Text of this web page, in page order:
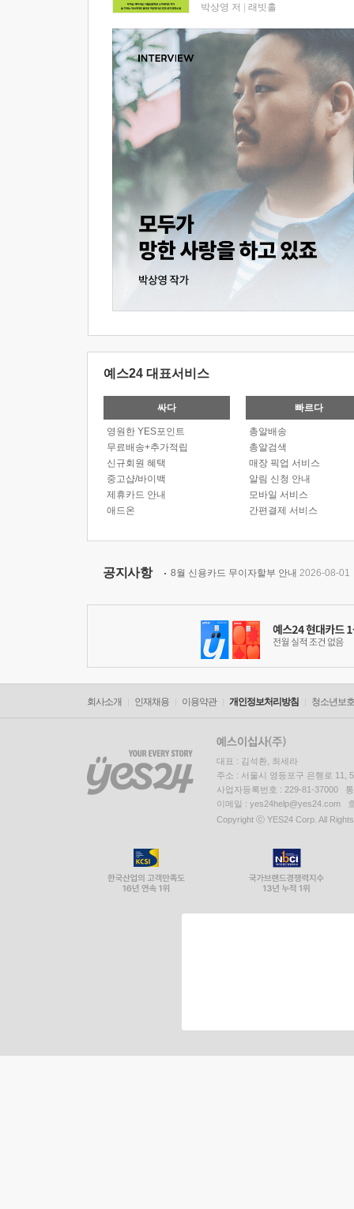
박상영 저 래빗홀
예스24 대표서비스
싸다
영원한 YES포인트
무료배송+추가적립
신규회원 혜택
중고샵/바이백
제휴카드 안내
애드온
빠르다
총알배송
총알검색
매장 픽업 서비스
알림 신청 안내
모바일 서비스
간편결제 서비스
공지사항 8월 신용카드 무이자할부 안내 2026-08-01
회사소개 인재채용 이용약관 개인정보처리방침 청소년보
대표 : 김석환, 최세라
주소 : 서울시 영등포구 은행로 11,
사업자등록번호 : 229-81-37000
이메일 : yes24help@yes24.com
Copyright ⓒ YES24 Corp. All